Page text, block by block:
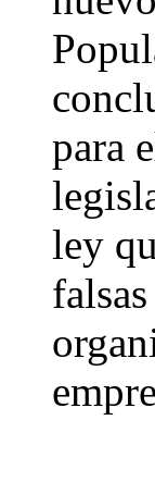
para
ley